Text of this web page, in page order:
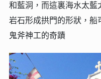
和藍洞，而這裏海水太藍
岩石形成拱門的形狀，船
鬼斧神工的奇蹟